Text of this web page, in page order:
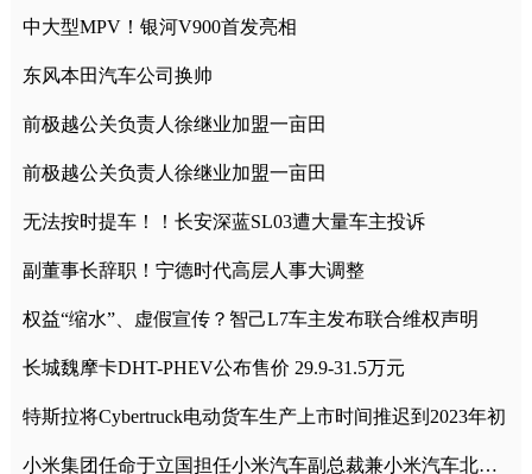
中大型MPV！银河V900首发亮相
东风本田汽车公司换帅
前极越公关负责人徐继业加盟一亩田
前极越公关负责人徐继业加盟一亩田
无法按时提车！！长安深蓝SL03遭大量车主投诉
副董事长辞职！宁德时代高层人事大调整
权益“缩水”、虚假宣传？智己L7车主发布联合维权声明
长城魏摩卡DHT-PHEV公布售价 29.9-31.5万元
特斯拉将Cybertruck电动货车生产上市时间推迟到2023年初
小米集团任命于立国担任小米汽车副总裁兼小米汽车北京总部政委